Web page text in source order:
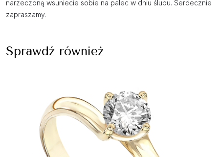
narzeczoną wsuniecie sobie na palec w dniu ślubu. Serdecznie
zapraszamy.
Sprawdź również